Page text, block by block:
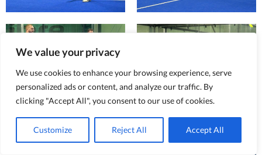
We value your privacy
We use cookies to enhance your browsing experience, serve
personalized ads or content, and analyze our traffic. By
clicking "Accept All", you consent to our use of cookies.
Customize Reject All Accept All